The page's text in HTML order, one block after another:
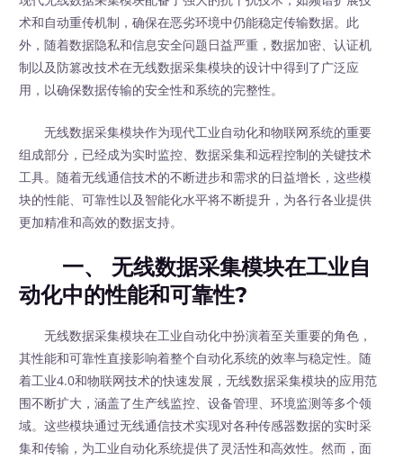
术和自动重传机制，确保在恶劣环境中仍能稳定传输数据。此
外，随着数据隐私和信息安全问题日益严重，数据加密、认证机
制以及防篡改技术在无线数据采集模块的设计中得到了广泛应
用，以确保数据传输的安全性和系统的完整性。
无线数据采集模块作为现代工业自动化和物联网系统的重要
组成部分，已经成为实时监控、数据采集和远程控制的关键技术
工具。随着无线通信技术的不断进步和需求的日益增长，这些模
块的性能、可靠性以及智能化水平将不断提升，为各行各业提供
更加精准和高效的数据支持。
一、 无线数据采集模块在工业自
动化中的性能和可靠性?
无线数据采集模块在工业自动化中扮演着至关重要的角色，
其性能和可靠性直接影响着整个自动化系统的效率与稳定性。随
着工业4.0和物联网技术的快速发展，无线数据采集模块的应用范
围不断扩大，涵盖了生产线监控、设备管理、环境监测等多个领
域。这些模块通过无线通信技术实现对各种传感器数据的实时采
集和传输，为工业自动化系统提供了灵活性和高效性。然而，面